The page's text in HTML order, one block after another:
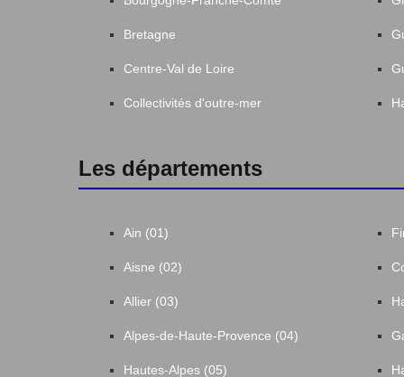
Bretagne
Centre-Val de Loire
Collectivités d'outre-mer
Les départements
Ain (01)
Aisne (02)
Allier (03)
Alpes-de-Haute-Provence (04)
Hautes-Alpes (05)